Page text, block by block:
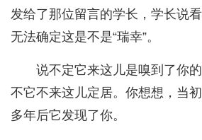
发给了那位留言的学长，学长说
无法确定这是不是“瑞幸”。
说不定它来这儿是嗅到了你
不它不来这儿定居。你想想，当
多年后它发现了你。